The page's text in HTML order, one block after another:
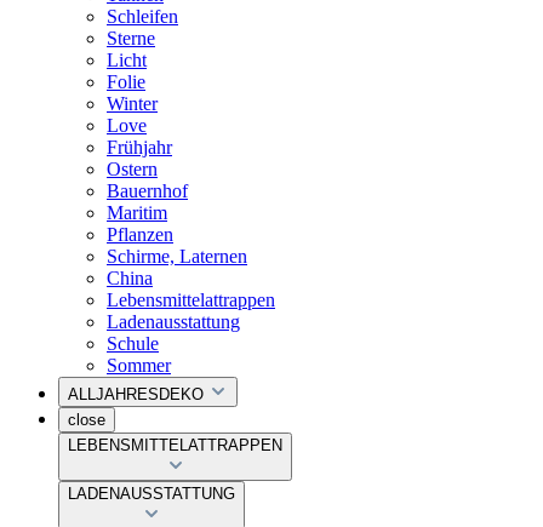
Schleifen
Sterne
Licht
Folie
Winter
Love
Frühjahr
Ostern
Bauernhof
Maritim
Pflanzen
Schirme, Laternen
China
Lebensmittelattrappen
Ladenausstattung
Schule
Sommer
ALLJAHRESDEKO
close
LEBENSMITTELATTRAPPEN
LADENAUSSTATTUNG